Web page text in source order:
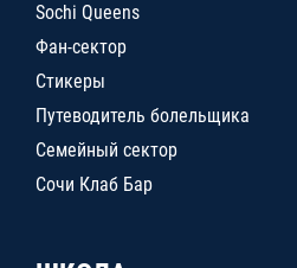
Sochi Queens
Фан-сектор
Стикеры
Путеводитель болельщика
Семейный сектор
Сочи Клаб Бар